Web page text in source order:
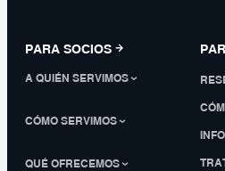
PARA SOCIOS
A QUIÉN SERVIMOS
CÓMO SERVIMOS
QUÉ OFRECEMOS